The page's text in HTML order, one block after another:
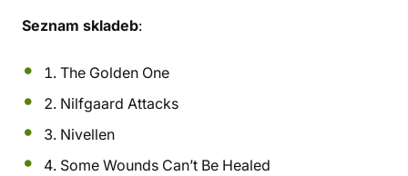
Seznam skladeb:
1. The Golden One
2. Nilfgaard Attacks
3. Nivellen
4. Some Wounds Can’t Be Healed